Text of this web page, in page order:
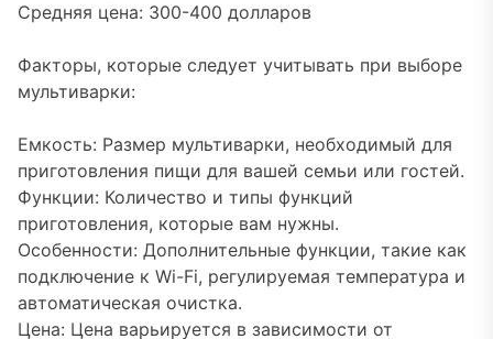
Средняя цена: 300-400 долларов
Факторы, которые следует учитывать при выборе
мультиварки:
Емкость: Размер мультиварки, необходимый для
приготовления пищи для вашей семьи или гостей.
Функции: Количество и типы функций
приготовления, которые вам нужны.
Особенности: Дополнительные функции, такие как
подключение к Wi-Fi, регулируемая температура и
автоматическая очистка.
Цена: Цена варьируется в зависимости от